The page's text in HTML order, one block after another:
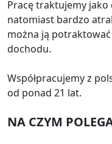
Pracę traktujemy
natomiast bardzo
można ją
dochodu.
Współpracujemy z
od ponad 21 lat.
NA CZYM